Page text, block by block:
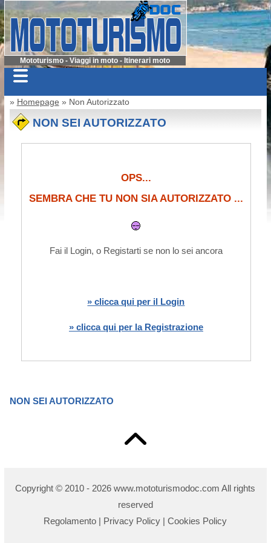
Mototurismo - Viaggi in moto - Itinerari moto
» Homepage » Non Autorizzato
NON SEI AUTORIZZATO
OPS...
SEMBRA CHE TU NON SIA AUTORIZZATO ...
Fai il Login, o Registarti se non lo sei ancora
» clicca qui per il Login
» clicca qui per la Registrazione
NON SEI AUTORIZZATO
Copyright © 2010 - 2026 www.mototurismodoc.com All rights
reserved
Regolamento | Privacy Policy |Cookies Policy